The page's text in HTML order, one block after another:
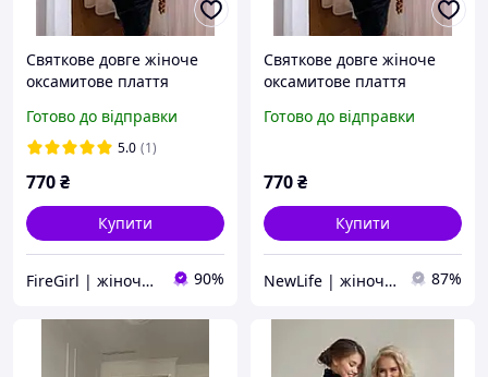
Святкове довге жіноче
оксамитове плаття
смарагдове) з довгим
рукавом
Готово до відправки
5.0 (1)
770₴
Купити
FireGirl | жіночий одяг 90%
Святкове довге жіноче
оксамитове плаття
смарагдове) з довгим
Готово до відправки
770₴
Купити
NewLife | жіночий одяг 87%